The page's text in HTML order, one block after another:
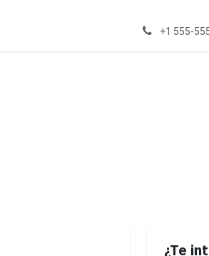
+1 555-
¿Te